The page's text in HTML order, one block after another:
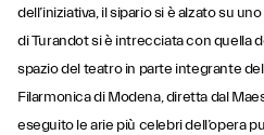
dell’iniziativa, il sipario si è alzato su
di Turandot si è intrecciata con quella
spazio del teatro in parte integrante
Filarmonica di Modena, diretta dal
eseguito le arie più celebri dell’opera